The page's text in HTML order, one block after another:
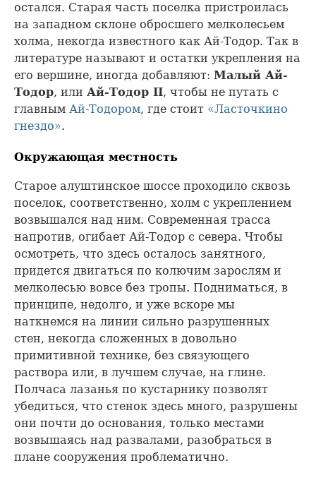
остался. Старая часть поселка пристроилась
на западном склоне обросшего мелколесьем
холма, некогда известного как Ай-Тодор. Так в
литературе называют и остатки укрепления на
его вершине, иногда добавляют: Малый Ай-
Тодор, или Ай-Тодор II, чтобы не путать с
главным Ай-Тодором, где стоит «Ласточкино
гнездо».
Окружающая местность
Старое алуштинское шоссе проходило сквозь
поселок, соответственно, холм с укреплением
возвышался над ним. Современная трасса
напротив, огибает Ай-Тодор с севера. Чтобы
осмотреть, что здесь осталось занятного,
придется двигаться по колючим зарослям и
мелколесью вовсе без тропы. Подниматься, в
принципе, недолго, и уже вскоре мы
наткнемся на линии сильно разрушенных
стен, некогда сложенных в довольно
примитивной технике, без связующего
раствора или, в лучшем случае, на глине.
Полчаса лазанья по кустарнику позволят
убедиться, что стенок здесь много, разрушены
они почти до основания, только местами
возвышаясь над развалами, разобраться в
плане сооружения проблематично.